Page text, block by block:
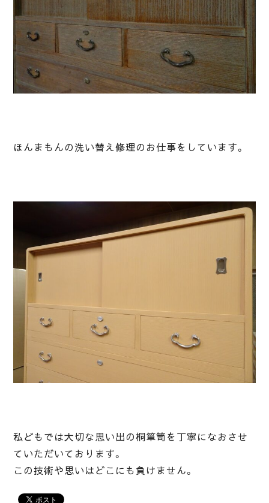
ほんまもんの洗い替え修理のお仕事をしています。
私どもでは大切な思い出の桐箪笥を丁寧になおさせ
ていただいております。
この技術や思いはどこにも負けません。